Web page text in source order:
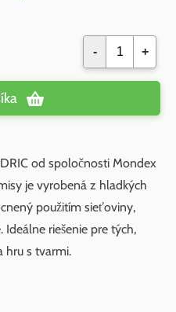
- +
od spoločnosti Mondex
je vyrobená z hladkých
použitím sieťoviny,
riešenie pre tých,
hru s tvarmi.